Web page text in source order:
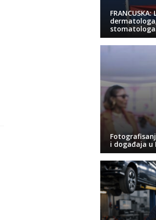
i događaja u